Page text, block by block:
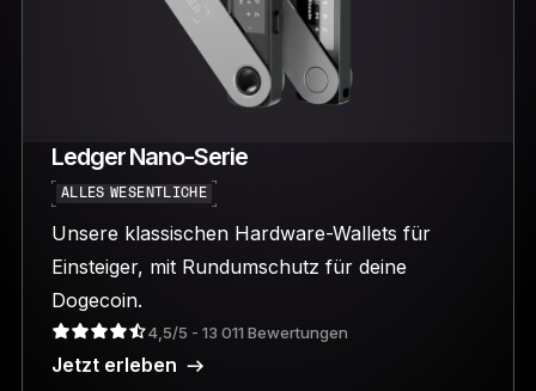
Ledger Nano-Serie
ALLES WESENTLICHE
Unsere klassischen Hardware-Wallets für
Einsteiger, mit Rundumschutz für deine
Dogecoin.
4,5/5 - 13 011 Bewertungen
Jetzt erleben